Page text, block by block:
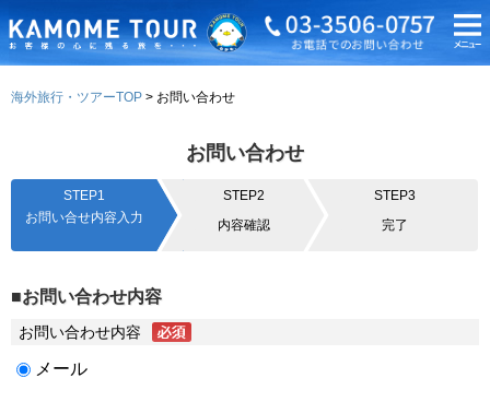
海外旅行・ツアーTOP お問い合わせ
お問い合わせ
STEP1
お問い合せ内容入力
STEP2
内容確認
STEP3
完了
■お問い合わせ内容
お問い合わせ内容
メール